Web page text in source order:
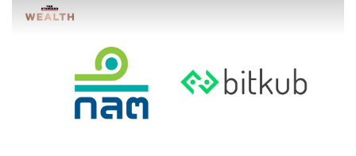
ABOUT THE AUTHOR